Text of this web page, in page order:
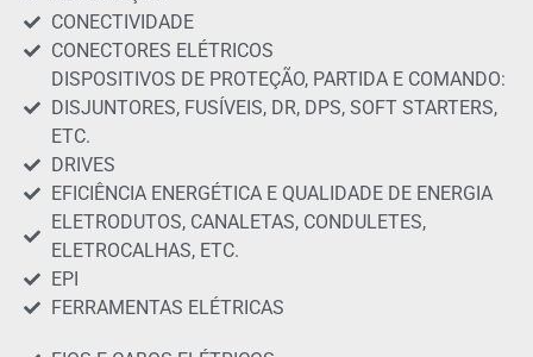
CONECTIVIDADE
CONECTORES ELÉTRICOS
DISPOSITIVOS DE PROTEÇÃO, PARTIDA E COMANDO:
DISJUNTORES, FUSÍVEIS, DR, DPS, SOFT STARTERS,
ETC.
DRIVES
EFICIÊNCIA ENERGÉTICA E QUALIDADE DE ENERGIA
ELETRODUTOS, CANALETAS, CONDULETES,
ELETROCALHAS, ETC.
EPI
FERRAMENTAS ELÉTRICAS